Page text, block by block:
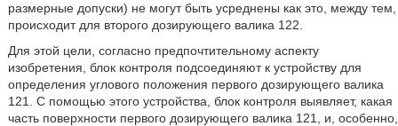
размерные допуски) не могут быть усреднены как это, между тем,
происходит для второго дозирующего валика 122.
Для этой цели, согласно предпочтительному аспекту
изобретения, блок контроля подсоединяют к устройству для
определения углового положения первого дозирующего валика
121. С помощью этого устройства, блок контроля выявляет, какая
часть поверхности первого дозирующего валика 121, и, особенно,